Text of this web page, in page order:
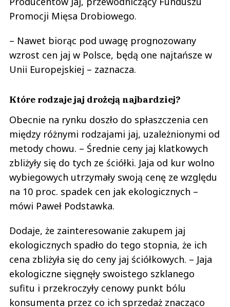
Promocji Mięsa Drobiowego.
– Nawet biorąc pod uwagę prognozowany
wzrost cen jaj w Polsce, będą one najtańsze w
Unii Europejskiej – zaznacza.
Które rodzaje jaj drożeją najbardziej?
Obecnie na rynku doszło do spłaszczenia cen
między różnymi rodzajami jaj, uzależnionymi od
metody chowu. – Średnie ceny jaj klatkowych
zbliżyły się do tych ze ściółki. Jaja od kur wolno
wybiegowych utrzymały swoją cenę ze względu
na 10 proc. spadek cen jak ekologicznych –
mówi Paweł Podstawka.
Dodaje, że zainteresowanie zakupem jaj
ekologicznych spadło do tego stopnia, że ich
cena zbliżyła się do ceny jaj ściółkowych. – Jaja
ekologiczne sięgnęły swoistego szklanego
sufitu i przekroczyły cenowy punkt bólu
konsumenta przez co ich sprzedaż znacząco